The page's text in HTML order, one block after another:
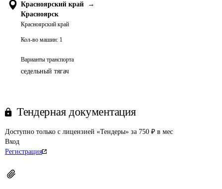
Красноярский край
→
Красноярск
Красноярский край
Кол-во машин: 1
Варианты транспорта
седельный тягач
Тендерная документация
Доступно только с лицензией «Тендеры» за 750 ₽ в мес
Вход
Регистрация